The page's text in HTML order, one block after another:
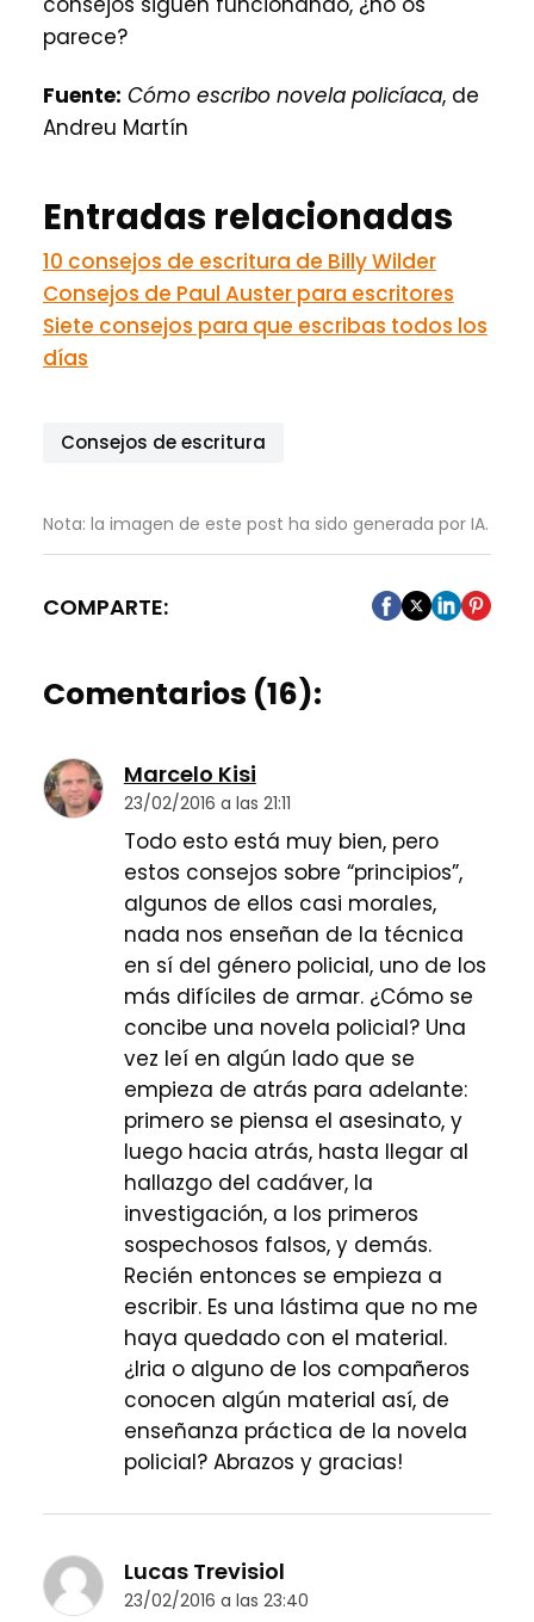
parece?
Fuente: Cómo escribo novela policíaca, de
Andreu Martín
Entradas relacionadas
10 consejos de escritura de Billy Wilder
Consejos de Paul Auster para escritores
Siete consejos para que escribas todos los
días
Consejos de escritura
Nota: la imagen de este post ha sido generada por IA.
COMPARTE:
Comentarios (16):
Marcelo Kisi
23/02/2016 a las 21:11
Todo esto está muy bien, pero
estos consejos sobre “principios”,
algunos de ellos casi morales,
nada nos enseñan de la técnica
en sí del género policial, uno de los
más difíciles de armar. ¿Cómo se
concibe una novela policial? Una
vez leí en algún lado que se
empieza de atrás para adelante:
primero se piensa el asesinato, y
luego hacia atrás, hasta llegar al
hallazgo del cadáver, la
investigación, a los primeros
sospechosos falsos, y demás.
Recién entonces se empieza a
escribir. Es una lástima que no me
haya quedado con el material.
¿Iria o alguno de los compañeros
conocen algún material así, de
enseñanza práctica de la novela
policial? Abrazos y gracias!
Lucas Trevisiol
23/02/2016 a las 23:40